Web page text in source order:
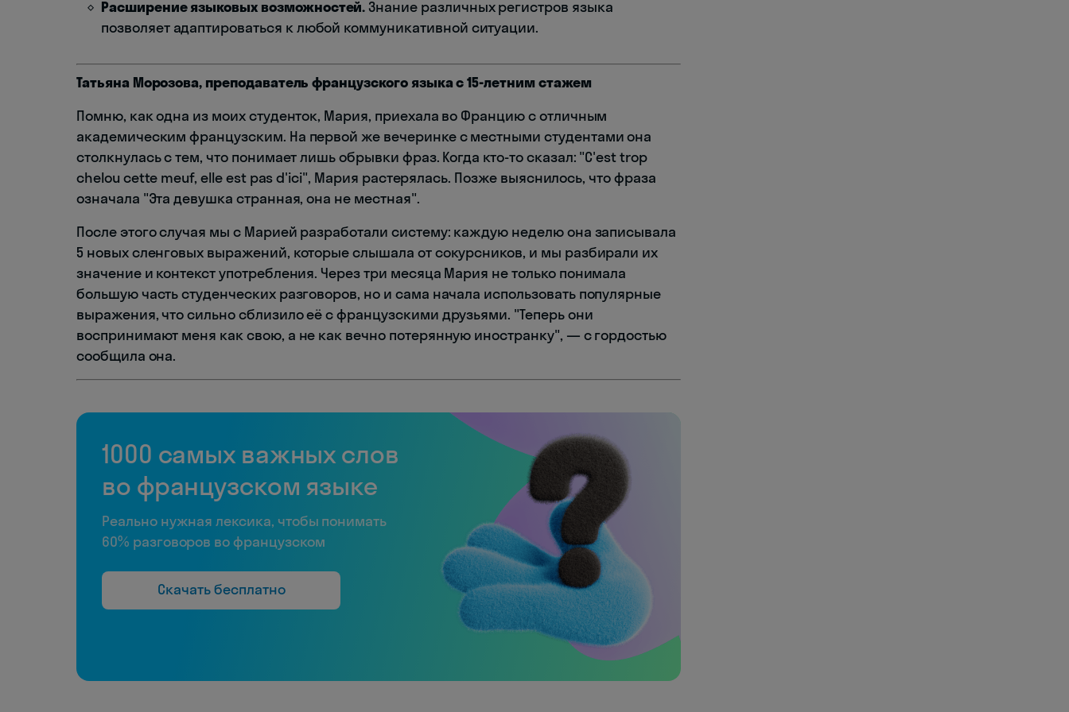
Расширение языковых возможностей. Знание различных регистров языка
позволяет адаптироваться к любой коммуникативной ситуации.
Татьяна Морозова, преподаватель французского языка с 15-летним стажем
Помню, как одна из моих студенток, Мария, приехала во Францию с отличным
академическим французским. На первой же вечеринке с местными студентами она
столкнулась с тем, что понимает лишь обрывки фраз. Когда кто-то сказал: "C'est trop
chelou cette meuf, elle est pas d'ici", Мария растерялась. Позже выяснилось, что фраза
означала "Эта девушка странная, она не местная".
После этого случая мы с Марией разработали систему: каждую неделю она записывала
5 новых сленговых выражений, которые слышала от сокурсников, и мы разбирали их
значение и контекст употребления. Через три месяца Мария не только понимала
большую часть студенческих разговоров, но и сама начала использовать популярные
выражения, что сильно сблизило её с французскими друзьями. "Теперь они
воспринимают меня как свою, а не как вечно потерянную иностранку", — с гордостью
сообщила она.
1000 самых важных слов
во французском языке
Реально нужная лексика, чтобы понимать
60% разговоров во французском
Скачать бесплатно